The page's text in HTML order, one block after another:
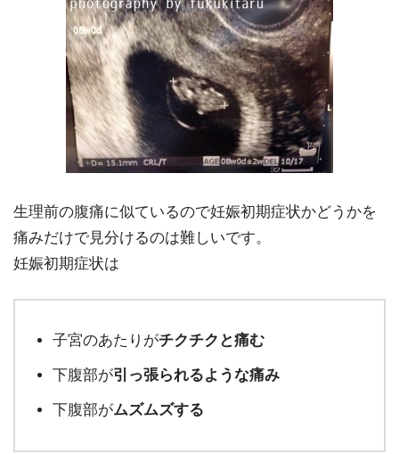
生理前の腹痛に似ているので妊娠初期症状かどうかを
痛みだけで見分けるのは難しいです。
妊娠初期症状は
子宮のあたりがチクチクと痛む
下腹部が引っ張られるような痛み
下腹部がムズムズする